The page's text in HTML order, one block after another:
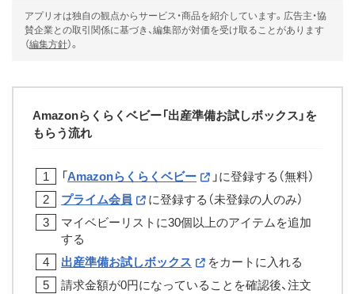
アプリオは独自の観点からサービス・商品を紹介しています。広告主・協
賛企業との取引関係に基づき、編集部が対価を受け取ることがあります
（編集方針）。
Amazonらくらくベビー「出産準備お試しボックス」を
もらう流れ
「Amazonらくらくベビー
」に登録する（無料）
プライム会員
に登録する（未登録の人のみ）
マイベビーリストに30個以上のアイテムを追加
する
出産準備お試しボックス
をカートに入れる
請求金額が0円になっていることを確認後、注文